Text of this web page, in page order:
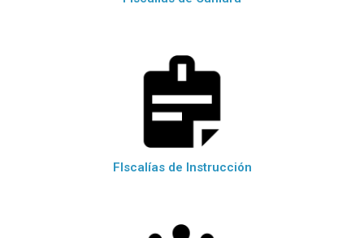
FIscalías de Instrucción